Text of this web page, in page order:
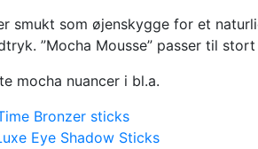
smukt som øjenskygge for et
”Mocha Mousse” passer til
mocha nuancer i bl.a.
Bronzer sticks
Eye Shadow Sticks